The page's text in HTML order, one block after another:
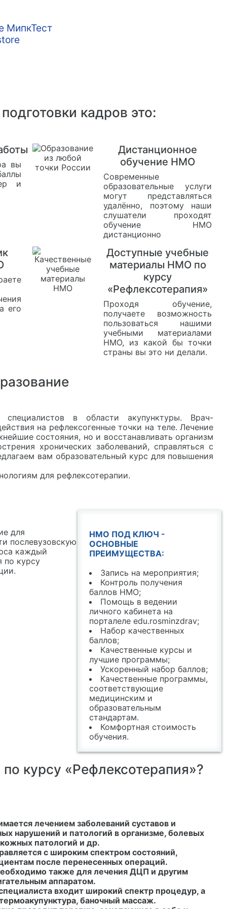
кадров это:
вы
и
Дистанционное
обучение НМО
Современные
образовательные услуги
могут представляться
удалённо, поэтому наши
слушатели проходят
обучение НМО
дистанционно
его
Доступные учебные
материалы НМО по
курсу
«Рефлексотерапия»
Проходя обучение,
получаете возможность
пользоваться нашими
учебными материалами
НМО, из какой бы точки
страны вы это ни делали.
в области акупунктуры. Врач-
на рефлексогенные точки на теле. Лечение
состояния, но и восстанавливать организм
хронических заболеваний, справляться с
вам образовательный курс для повышения
для рефлексотерапии.
для
послевузовскую
каждый
по курсу
НМО ПОД КЛЮЧ -
ОСНОВНЫЕ
ПРЕИМУЩЕСТВА:
Запись на мероприятия;
Контроль получения
баллов НМО;
Помощь в ведении
личного кабинета на
порталеле edu.rosminzdrav;
Набор качественных
баллов;
Качественные курсы и
лучшие программы;
Ускоренный набор баллов;
Качественные программы,
соответствующие
медицинским и
образовательным
стандартам.
Комфортная стоимость
обучения.
курсу «Рефлексотерапия»?
лечением заболеваний суставов и
нарушений и патологий в организме, болевых
патологий и др.
с широким спектром состояний,
после перенесенных операций.
также для лечения ДЦП и другим
аппаратом.
входит широкий спектр процедур, а
баночный массаж.